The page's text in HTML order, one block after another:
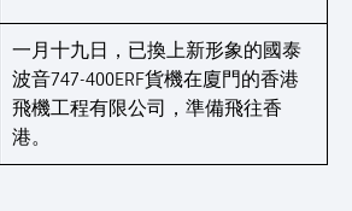
一月十九日，已換上新形象的國泰
波音747-400ERF貨機在廈門的香港
飛機工程有限公司，準備飛往香
港。